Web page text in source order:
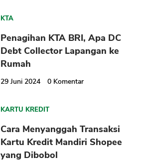
KTA
Penagihan KTA BRI, Apa DC
Debt Collector Lapangan ke
Rumah
29 Juni 2024 0 Komentar
KARTU KREDIT
Cara Menyanggah Transaksi
Kartu Kredit Mandiri Shopee
yang Dibobol